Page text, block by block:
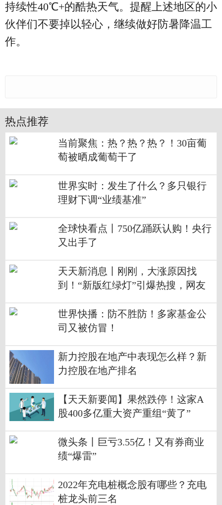
持续性40℃+的酷热天气。提醒上述地区的小
伙伴们不要掉以轻心，继续做好防暑降温工
作。
热点推荐
当前聚焦：热？热？热？！30亩葡
萄被晒成葡萄干了
世界实时：发生了什么？多只银行
理财下调“业绩基准”
全球快看点丨750亿踊跃认购！央行
又出手了
天天新消息丨刚刚，大涨原因找
到！“新版红绿灯”引爆热搜，网友
抛弃所有框架，什么东西能涨，我
们就买！
世界快播：防不胜防！多家基金公
司又被仿冒！
新力控股在地产中表现怎么样？新
力控股在地产排名
【天天新要闻】果然跌停！这家A
股400多亿重大资产重组“黄了”
微头条丨巨亏3.55亿！又有券商业
绩“爆雷”
2022年充电桩概念股有哪些？充电
桩龙头前三名